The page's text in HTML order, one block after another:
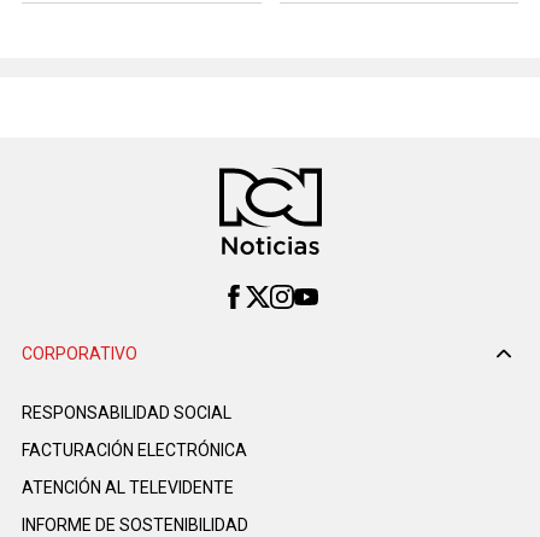
CORPORATIVO
RESPONSABILIDAD SOCIAL
FACTURACIÓN ELECTRÓNICA
ATENCIÓN AL TELEVIDENTE
INFORME DE SOSTENIBILIDAD